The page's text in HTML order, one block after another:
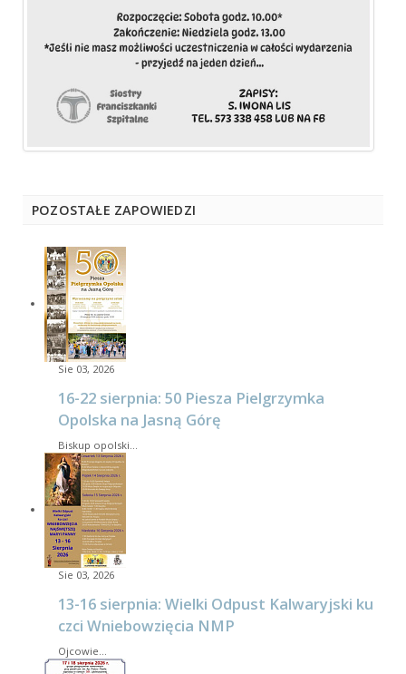
POZOSTAŁE ZAPOWIEDZI
Sie 03, 2026
16-22 sierpnia: 50 Piesza Pielgrzymka
Opolska na Jasną Górę
Biskup opolski…
Sie 03, 2026
13-16 sierpnia: Wielki Odpust Kalwaryjski ku
czci Wniebowzięcia NMP
Ojcowie…